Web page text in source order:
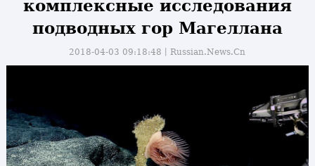
комплексные исследования
подводных гор Магеллана
2018-04-03 09:18:48丨Russian.News.Cn